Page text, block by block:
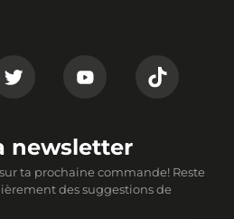
newsletter
ta prochaine commande! Reste
des suggestions de